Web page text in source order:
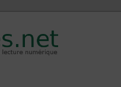
liseuses